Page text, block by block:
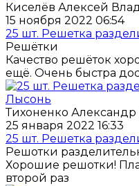
Киселёв Алексей
15 ноября 2022 06:54
25 шт. Решетка
Решётки
Качество решёток
ещё. Очень быстра
Тихоненко
25 января 2022 16:33
25 шт. Решетка
Решотки
Хорошие решотки!
второй раз